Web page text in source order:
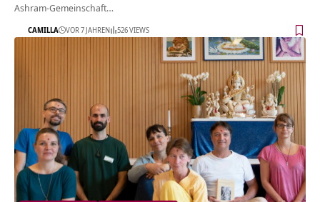
Ashram-Gemeinschaft…
CAMILLA VOR 7 JAHREN 526 VIEWS